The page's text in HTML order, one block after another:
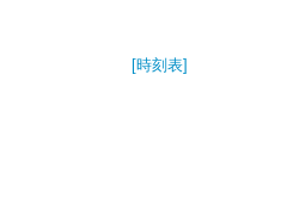
[時刻表]